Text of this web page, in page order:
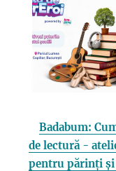
Badabum:
de lectură -
pentru părinți